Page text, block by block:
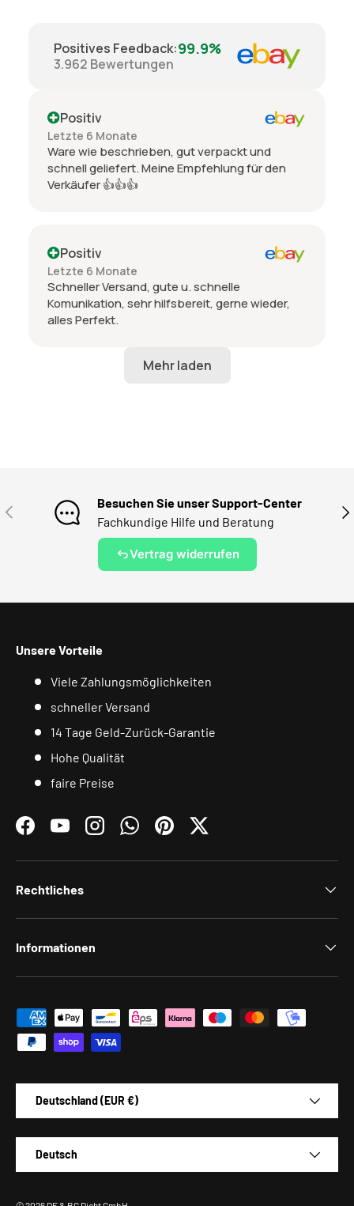
Positives Feedback:99.9%
3.962 Bewertungen
Positiv
Letzte 6 Monate
Ware wie beschrieben, gut verpackt und
schnell geliefert. Meine Empfehlung für den
Verkäufer 👍👍👍
Positiv
Letzte 6 Monate
Schneller Versand, gute u. schnelle
Komunikation, sehr hilfsbereit, gerne wieder,
alles Perfekt.
VORHERIGE
Besuchen Sie unser Support-Center
Fachkundige Hilfe und Beratung
Vertrag widerrufen
Unsere Vorteile
Viele Zahlungsmöglichkeiten
schneller Versand
14 Tage Geld-Zurück-Garantie
Hohe Qualität
faire Preise
FacebookYouTubeInstagramWhatsAppPinterestTwitter
Rechtliches
Informationen
Zahlungsmethoden
Deutschland (EUR €)
Deutsch